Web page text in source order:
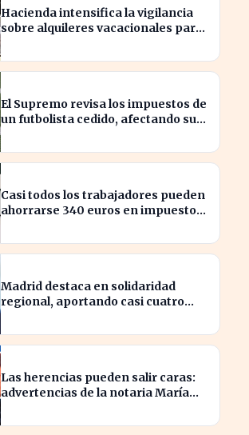
Hacienda intensifica la vigilancia
sobre alquileres vacacionales para
El Supremo revisa los impuestos de
un futbolista cedido, afectando su
Casi todos los trabajadores pueden
ahorrarse 340 euros en impuestos,
Madrid destaca en solidaridad
regional, aportando casi cuatro
Las herencias pueden salir caras:
advertencias de la notaria María